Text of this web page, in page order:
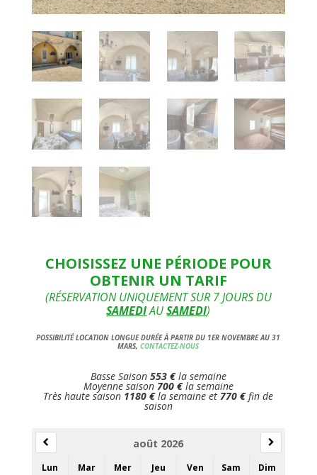
CHOISISSEZ UNE PÉRIODE POUR
OBTENIR UN TARIF
(RÉSERVATION UNIQUEMENT SUR 7 JOURS DU
SAMEDIAUSAMEDI)
POSSIBILITÉ LOCATION LONGUE DURÉE À PARTIR DU 1ER NOVEMBRE AU 31
MARS,CONTACTEZ-NOUS
Basse Saison 553 €la semaine
Moyenne saison 700 €la semaine
Très haute saison 1180 €la semaine et770 €fin de
saison
août 2026
Lun Mar Mer Jeu Ven Sam Dim